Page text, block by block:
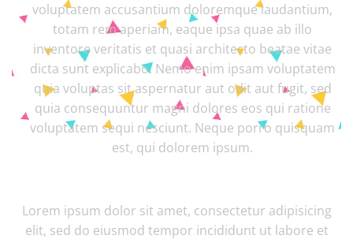
voluptatem accusantium doloremque laudantium,
totam rem aperiam, eaque ipsa quae ab illo
inventore veritatis et quasi architecto beatae vitae
dicta sunt explicabo. Nemo enim ipsam voluptatem
quia voluptas sit aspernatur aut odit aut fugit, sed
quia consequuntur magni dolores eos qui ratione
voluptatem sequi nesciunt. Neque porro quisquam
est, qui dolorem ipsum.
Lorem ipsum dolor sit amet, consectetur adipisicing
elit, sed do eiusmod tempor incididunt ut labore et